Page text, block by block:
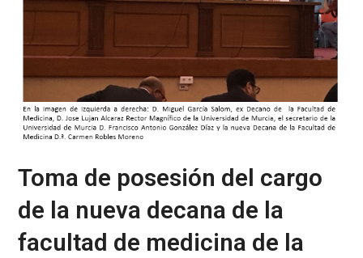
Toma de posesión del cargo
de la nueva decana de la
facultad de medicina de la